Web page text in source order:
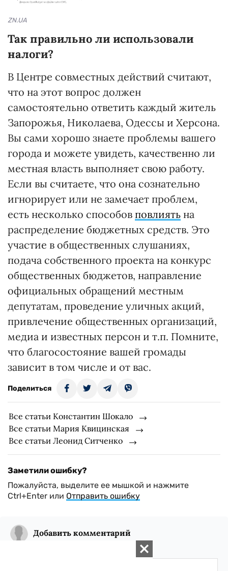
ZN.UA
Так правильно ли использовали
налоги?
В Центре совместных действий считают,
что на этот вопрос должен
самостоятельно ответить каждый житель
Запорожья, Николаева, Одессы и Херсона.
Вы сами хорошо знаете проблемы вашего
города и можете увидеть, качественно ли
местная власть выполняет свою работу.
Если вы считаете, что она сознательно
игнорирует или не замечает проблем,
есть несколько способов повлиять на
распределение бюджетных средств. Это
участие в общественных слушаниях,
подача собственного проекта на конкурс
общественных бюджетов, направление
официальных обращений местным
депутатам, проведение уличных акций,
привлечение общественных организаций,
медиа и известных персон и т.п. Помните,
что благосостояние вашей громады
зависит в том числе и от вас.
Поделиться
Все статьи Константин Шокало
Все статьи Мария Квицинская
Все статьи Леонид Ситченко
Заметили ошибку?
Пожалуйста, выделите ее мышкой и нажмите
Ctrl+Enter или Отправить ошибку
Добавить комментарий